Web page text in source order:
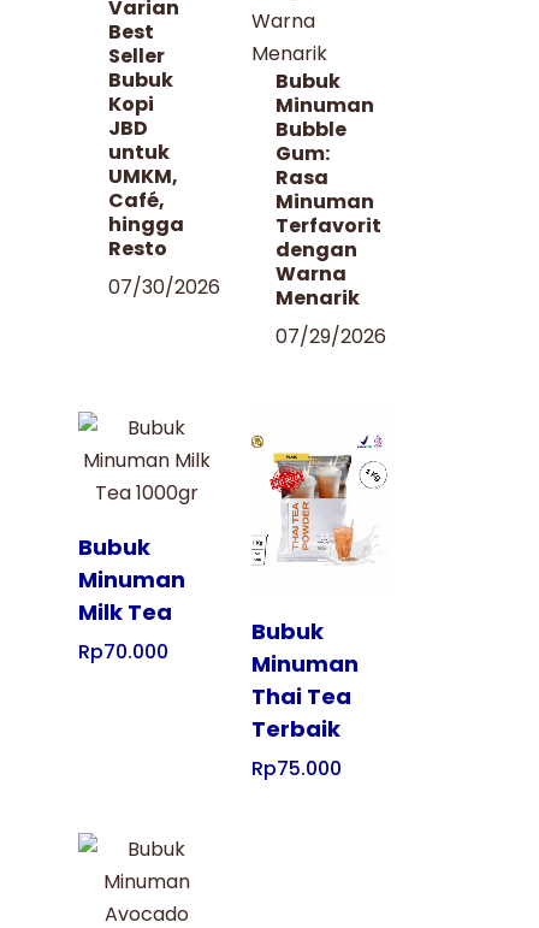
Varian
Best
Seller
Bubuk
Kopi
JBD
untuk
UMKM,
Café,
hingga
Resto
07/30/2026
Bubuk
Minuman
Bubble
Gum:
Rasa
Minuman
Terfavorit
dengan
Warna
Menarik
07/29/2026
Tampilkan
Bubuk
Minuman
Milk Tea
Rp70.000
Tampilkan
Bubuk
Minuman
Thai Tea
Terbaik
Rp75.000